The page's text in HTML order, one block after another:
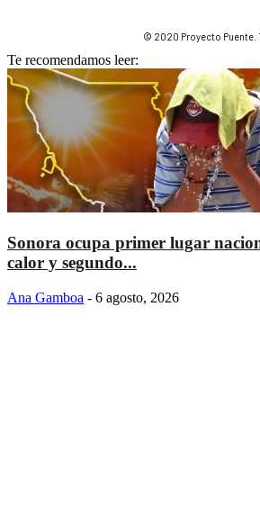
© 2020 Proyecto Puente.
Te recomendamos leer:
Sonora ocupa primer lugar
calor y segundo...
Ana Gamboa - 6 agosto, 2026